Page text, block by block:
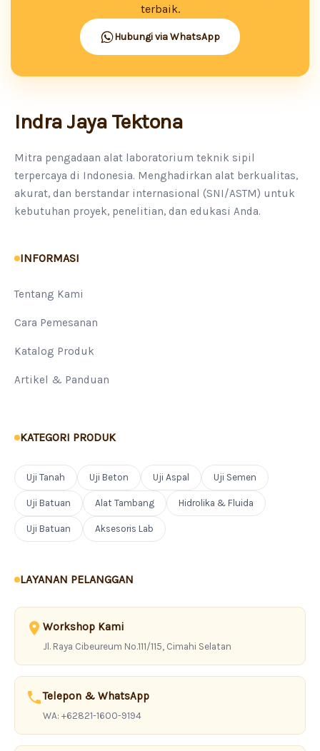
terbaik.
Hubungi via WhatsApp
Indra Jaya Tektona
Mitra pengadaan alat laboratorium teknik sipil
terpercaya di Indonesia. Menghadirkan alat berkualitas,
akurat, dan berstandar internasional (SNI/ASTM) untuk
kebutuhan proyek, penelitian, dan edukasi Anda.
INFORMASI
Tentang Kami
Cara Pemesanan
Katalog Produk
Artikel & Panduan
KATEGORI PRODUK
Uji Tanah Uji Beton Uji Aspal Uji Semen
Uji Batuan Alat Tambang Hidrolika & Fluida
Uji Batuan Aksesoris Lab
LAYANAN PELANGGAN
Workshop Kami
Jl. Raya Cibeureum No.111/115, Cimahi Selatan
Telepon & WhatsApp
WA: +62821-1600-9194